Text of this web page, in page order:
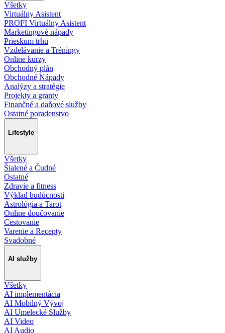
Všetky
Virtuálny Asistent
PROFI Virtuálny Asistent
Marketingové nápady
Prieskum trhu
Vzdelávanie a Tréningy
Online kurzy
Obchodný plán
Obchodné Nápady
Analýzy a stratégie
Projekty a granty
Finančné a daňové služby
Ostatné poradenstvo
Lifestyle
Všetky
Šialené a Čudné
Ostatné
Zdravie a fitness
Výklad budúcnosti
Astrológia a Tarot
Online doučovanie
Cestovanie
Varenie a Recepty
Svadobné
AI služby
Všetky
AI implementácia
AI Mobilný Vývoj
AI Umelecké Služby
AI Video
AI Audio